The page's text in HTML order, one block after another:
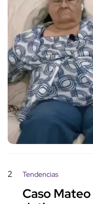
2 Tendencias
Caso